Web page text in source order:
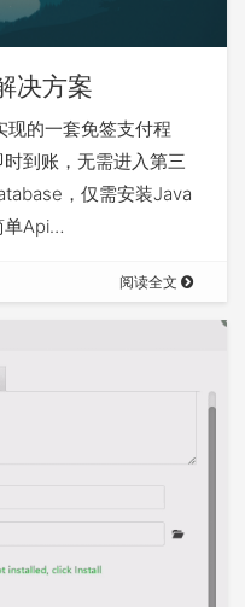
决方案
现的一套免签支付程
到账，无需进入第三
，仅需安装Java
单Api…
阅读全文